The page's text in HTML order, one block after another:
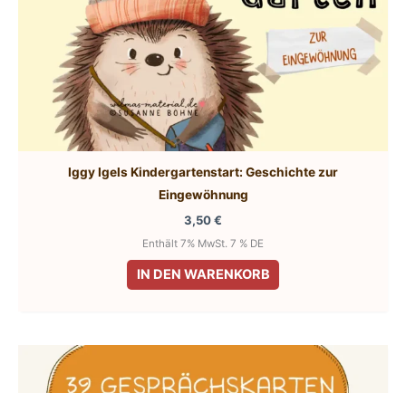
Iggy Igels Kindergartenstart: Geschichte zur
Eingewöhnung
3,50€
Enthält 7% MwSt. 7 % DE
IN DEN WARENKORB